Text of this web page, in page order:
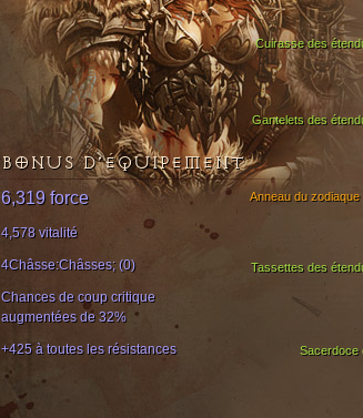
Cuirasse des
Gantelets des
Tassettes des
Sacerdoce
Anneau du
BONUS D’ÉQUIPEMENT
6,319 force
4,578 vitalité
4Châsse:Châsses; (0)
Chances de coup critique
augmentées de 32%
+425 à toutes les résistances